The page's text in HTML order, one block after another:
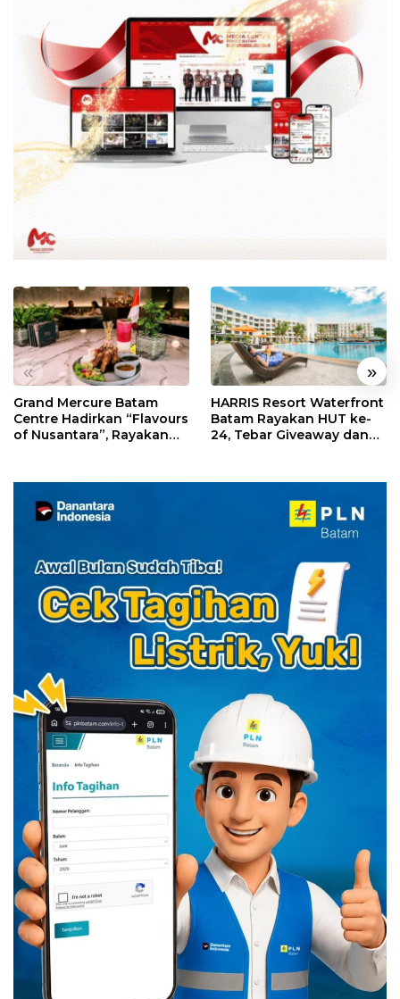
« »
Grand Mercure Batam
Centre Hadirkan “Flavours
of Nusantara”, Rayakan
HARRIS Resort Waterfront
Batam Rayakan HUT ke-
24, Tebar Giveaway dan